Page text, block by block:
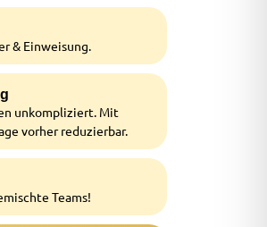
& Einweisung.
unkompliziert. Mit
vorher reduzierbar.
Teams!